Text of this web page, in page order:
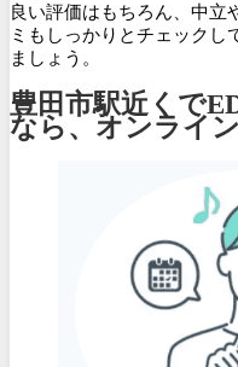
良い評価はもちろん、中立
ミもしっかりとチェックし
ましょう。
豊田市駅近くで
なら、オンライ